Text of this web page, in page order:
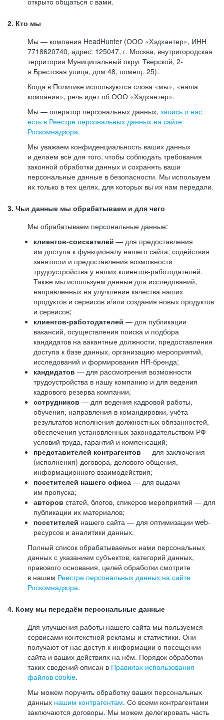
2. Кто мы
Мы — компания HeadHunter (ООО «Хэдхантер», ИНН
7718620740, адрес: 125047, г. Москва, внутригородская
территория Муниципальный округ Тверской, 2-
я Брестская улица, дом 48, помещ. 25).
Когда в Политике используются слова «мы», «наша
компания», речь идет об ООО «Хэдхантер».
Мы — оператор персональных данных, запись о нас
есть в Реестре персональных данных на сайте
Роскомнадзора.
Мы уважаем конфиденциальность ваших данных
и делаем всё для того, чтобы соблюдать требования
законной обработки данных и сохранять ваши
персональные данные в безопасности. Мы используем
их только в тех целях, для которых вы их нам передали.
3. Чьи данные мы обрабатываем и для чего
Мы обрабатываем персональные данные:
клиентов-соискателей — для предоставления
им доступа к функционалу нашего сайта, содействия
занятости и предоставления возможности
трудоустройства у наших клиентов-работодателей.
Также мы используем данные для исследований,
направленных на улучшение качества наших
продуктов и сервисов и/или создания новых продуктов
и сервисов;
клиентов-работодателей — для публикации
вакансий, осуществления поиска и подбора
кандидатов на вакантные должности, предоставления
доступа к базе данных, организацию мероприятий,
исследований и формирования HR-бренда;
кандидатов — для рассмотрения возможности
трудоустройства в нашу компанию и для ведения
кадрового резерва компании;
сотрудников — для ведения кадровой работы,
обучения, направления в командировки, учёта
результатов исполнения должностных обязанностей,
обеспечения установленных законодательством РФ
условий труда, гарантий и компенсаций;
представителей контрагентов — для заключения
(исполнения) договора, делового общения,
информационного взаимодействия;
посетителей нашего офиса — для выдачи
им пропуска;
авторов статей, блогов, спикеров мероприятий — для
публикации их материалов;
посетителей нашего сайта — для оптимизации web-
ресурсов и аналитики данных.
Полный список обрабатываемых нами персональных
данных с указанием субъектов, категорий данных,
правового основания, целей обработки смотрите
в нашем Реестре персональных данных на сайте
Роскомнадзора.
4. Кому мы передаём персональные данные
Для улучшения работы нашего сайта мы пользуемся
сервисами контекстной рекламы и статистики. Они
получают от нас доступ к информации о посещении
сайта и ваших действиях на нём. Порядок обработки
таких сведений описан в Правилах использования
файлов cookie.
Мы можем поручить обработку ваших персональных
данных нашим контрагентам. Со всеми контрагентами
заключаются договоры. Мы можем делегировать часть